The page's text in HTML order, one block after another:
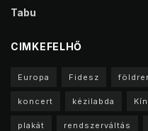
Tabu
CIMKEFELHŐ
Europa Fidesz
koncert kézilabda
plakát rendszerváltás